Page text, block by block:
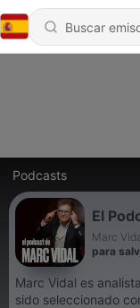
Podcasts
El
Marc
para
Marc Vidal es
sido seleccionado